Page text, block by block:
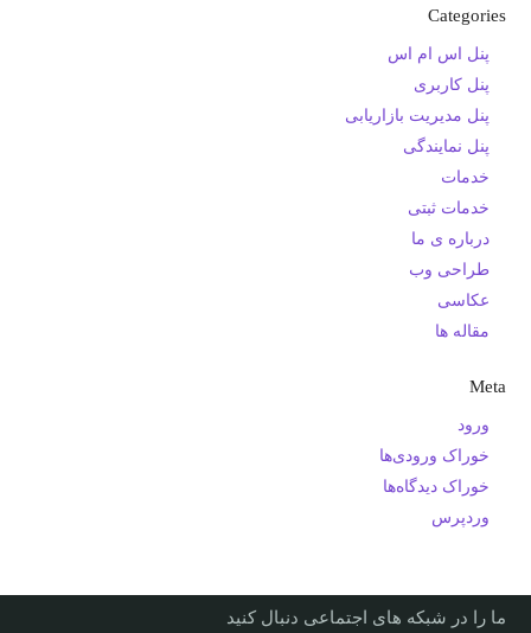
Categories
پنل اس ام اس
پنل کاربری
پنل مدیریت بازاریابی
پنل نمایندگی
خدمات
خدمات ثبتی
درباره ی ما
طراحی وب
عکاسی
مقاله ها
Meta
ورود
خوراک ورودی‌ها
خوراک دیدگاه‌ها
وردپرس
ما را در شبکه های اجتماعی دنبال کنید